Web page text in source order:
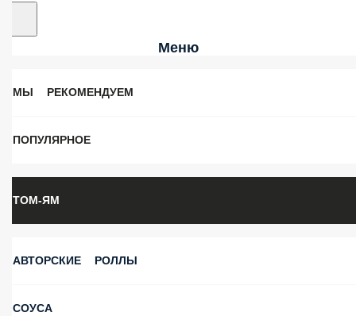
Меню
МЫ РЕКОМЕНДУЕМ
ПОПУЛЯРНОЕ
ТОМ-ЯМ
АВТОРСКИЕ РОЛЛЫ
СОУСА